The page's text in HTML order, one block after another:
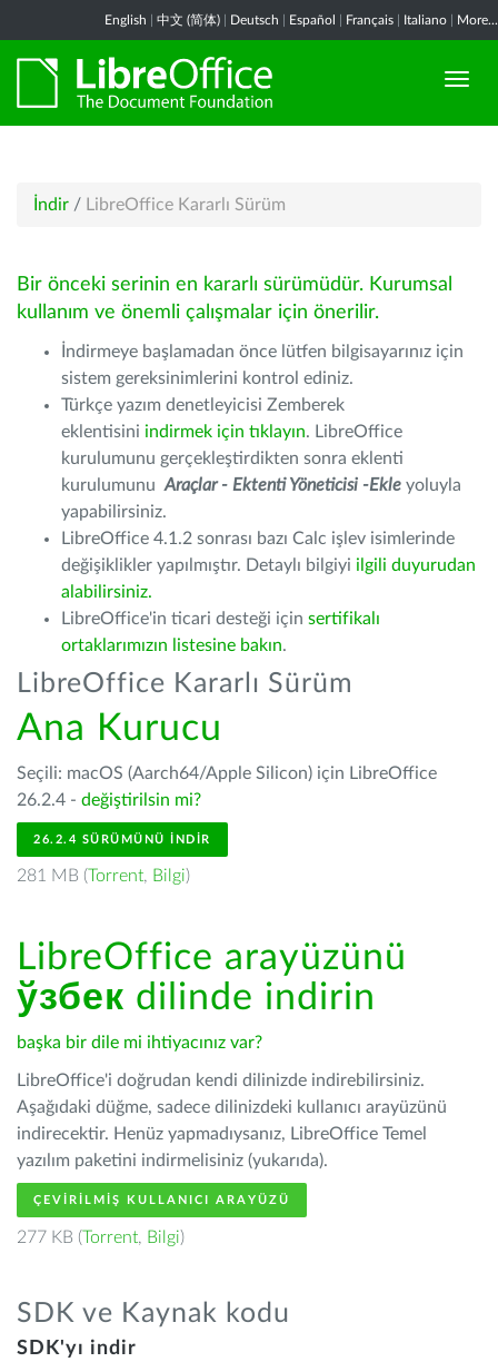
English 中文 (简体) Deutsch Español Français Italiano More...
İndir / LibreOffice Kararlı Sürüm
Bir önceki serinin en kararlı sürümüdür. Kurumsal
kullanım ve önemli çalışmalar için önerilir.
İndirmeye başlamadan önce lütfen bilgisayarınız için
sistem gereksinimlerini kontrol ediniz.
Türkçe yazım denetleyicisi Zemberek
eklentisini indirmek için tıklayın. LibreOffice
kurulumunu gerçekleştirdikten sonra eklenti
kurulumunu Araçlar - Ektenti Yöneticisi -Ekle yoluyla
yapabilirsiniz.
LibreOffice 4.1.2 sonrası bazı Calc işlev isimlerinde
değişiklikler yapılmıştır. Detaylı bilgiyi ilgili duyurudan
alabilirsiniz.
LibreOffice'in ticari desteği için sertifikalı
ortaklarımızın listesine bakın.
LibreOffice Kararlı Sürüm
Ana Kurucu
Seçili: macOS (Aarch64/Apple Silicon) için LibreOffice
26.2.4 - değiştirilsin mi?
26.2.4 SÜRÜMÜNÜ İNDIR
281 MB (Torrent, Bilgi)
LibreOffice arayüzünü
ўзбек dilinde indirin
başka bir dile mi ihtiyacınız var?
LibreOffice'i doğrudan kendi dilinizde indirebilirsiniz.
Aşağıdaki düğme, sadece dilinizdeki kullanıcı arayüzünü
indirecektir. Henüz yapmadıysanız, LibreOffice Temel
yazılım paketini indirmelisiniz (yukarıda).
ÇEVIRILMIŞ KULLANICI ARAYÜZÜ
277 KB (Torrent, Bilgi)
SDK ve Kaynak kodu
SDK'yı indir